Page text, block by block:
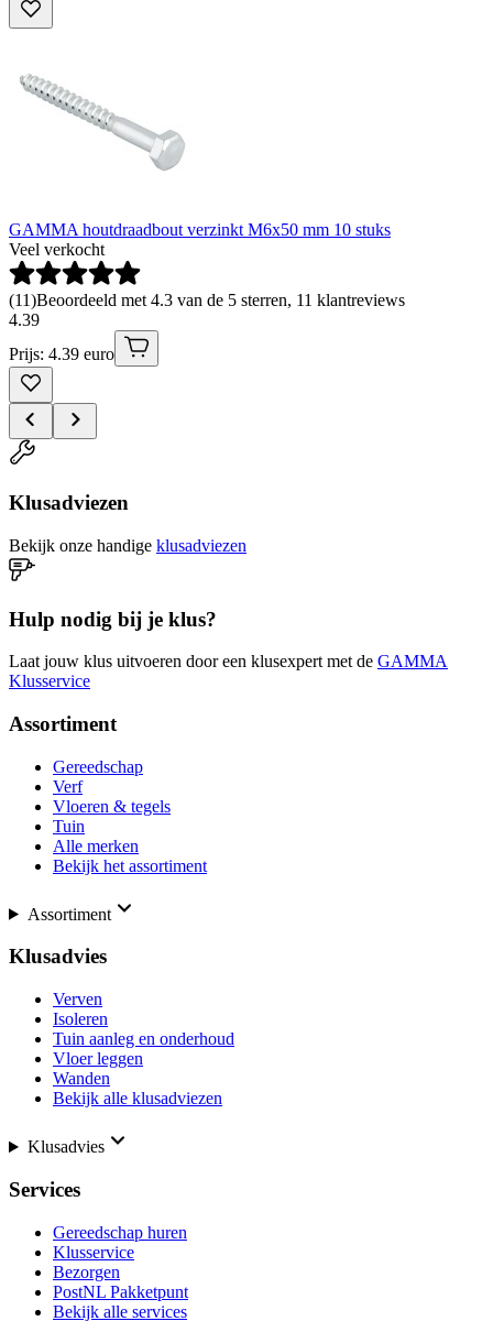
GAMMA houtdraadbout verzinkt M6x50 mm 10 stuks
Veel verkocht
(11)Beoordeeld met 4.3 van de 5 sterren, 11 klantreviews
4.39
Prijs: 4.39 euro
Klusadviezen
Bekijk onze handige klusadviezen
Hulp nodig bij je klus?
Laat jouw klus uitvoeren door een klusexpert met de GAMMA
Klusservice
Assortiment
Gereedschap
Verf
Vloeren & tegels
Tuin
Alle merken
Bekijk het assortiment
Assortiment
Klusadvies
Verven
Isoleren
Tuin aanleg en onderhoud
Vloer leggen
Wanden
Bekijk alle klusadviezen
Klusadvies
Services
Gereedschap huren
Klusservice
Bezorgen
PostNL Pakketpunt
Bekijk alle services